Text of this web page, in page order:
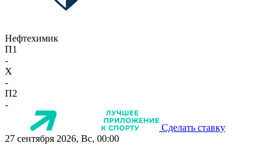
Нефтехимик
П1
-
X
-
П2
-
Сделать ставку
27 сентября 2026, Вс, 00:00